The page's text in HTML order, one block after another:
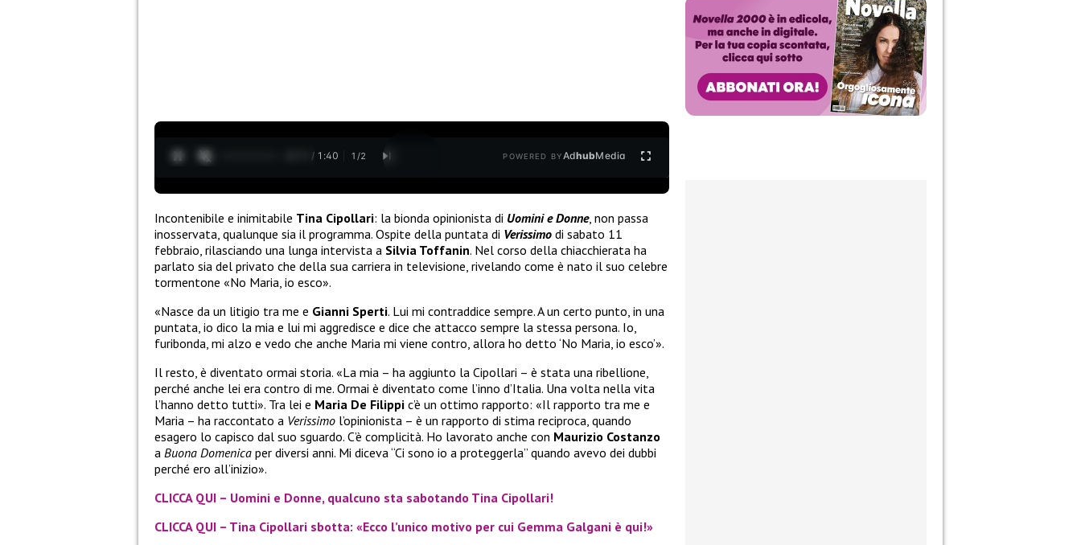
0:12 / 1:40 1 /2 POWERED BYAdhubMedia
Incontenibile e inimitabile Tina Cipollari: la bionda opinionista di Uomini e Donne, non passa
inosservata, qualunque sia il programma. Ospite della puntata di Verissimo di sabato 11
febbraio, rilasciando una lunga intervista a Silvia Toffanin. Nel corso della chiacchierata ha
parlato sia del privato che della sua carriera in televisione, rivelando come è nato il suo celebre
tormentone «No Maria, io esco».
«Nasce da un litigio tra me e Gianni Sperti. Lui mi contraddice sempre. A un certo punto, in una
puntata, io dico la mia e lui mi aggredisce e dice che attacco sempre la stessa persona. Io,
furibonda, mi alzo e vedo che anche Maria mi viene contro, allora ho detto ‘No Maria, io esco’».
Il resto, è diventato ormai storia. «La mia – ha aggiunto la Cipollari – è stata una ribellione,
perché anche lei era contro di me. Ormai è diventato come l’inno d’Italia. Una volta nella vita
l’hanno detto tutti». Tra lei e Maria De Filippi c’è un ottimo rapporto: «Il rapporto tra me e
Maria – ha raccontato a Verissimo l’opinionista – è un rapporto di stima reciproca, quando
esagero lo capisco dal suo sguardo. C’è complicità. Ho lavorato anche con Maurizio Costanzo
a Buona Domenica per diversi anni. Mi diceva “Ci sono io a proteggerla” quando avevo dei dubbi
perché ero all’inizio».
CLICCA QUI – Uomini e Donne, qualcuno sta sabotando Tina Cipollari!
CLICCA QUI – Tina Cipollari sbotta: «Ecco l’unico motivo per cui Gemma Galgani è qui!»